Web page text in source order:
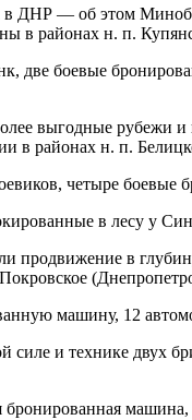
в ДНР — об этом
в районах н. п.
две боевые
выгодные
в районах н. п.
четыре
в лесу у
продвижение в
машину, 12
и технике двух